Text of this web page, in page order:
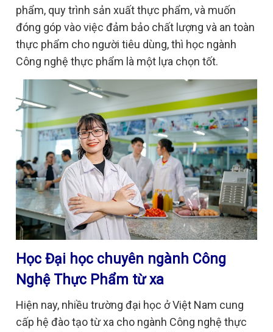
phẩm, quy trình sản xuất thực phẩm, và muốn
đóng góp vào việc đảm bảo chất lượng và an toàn
thực phẩm cho người tiêu dùng, thì học ngành
Công nghệ thực phẩm là một lựa chọn tốt.
Học Đại học chuyên ngành Công
Nghệ Thực Phẩm từ xa
Hiện nay, nhiều trường đại học ở Việt Nam cung
cấp hệ đào tạo từ xa cho ngành Công nghệ thực